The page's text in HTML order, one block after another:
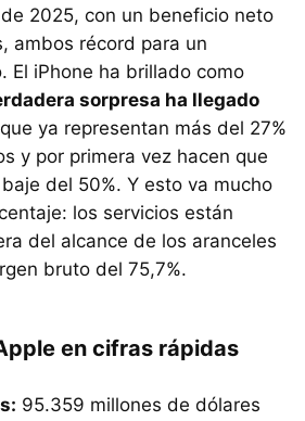
2025, con un beneficio neto
ambos récord para un
El iPhone ha brillado como
sorpresa ha llegado
ya representan más del 27%
y por primera vez hacen que
del 50%. Y esto va mucho
los servicios están
del alcance de los aranceles
bruto del 75,7%.
en cifras rápidas
95.359 millones de dólares